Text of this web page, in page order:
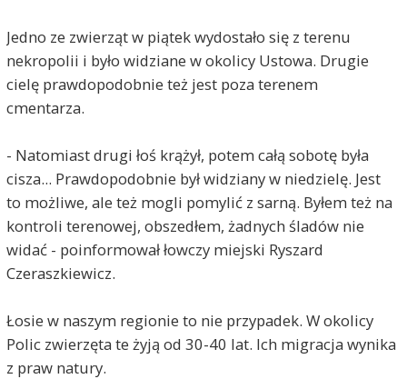
Jedno ze zwierząt w piątek wydostało się z terenu
nekropolii i było widziane w okolicy Ustowa. Drugie
cielę prawdopodobnie też jest poza terenem
cmentarza.
- Natomiast drugi łoś krążył, potem całą sobotę była
cisza... Prawdopodobnie był widziany w niedzielę. Jest
to możliwe, ale też mogli pomylić z sarną. Byłem też na
kontroli terenowej, obszedłem, żadnych śladów nie
widać - poinformował łowczy miejski Ryszard
Czeraszkiewicz.
Łosie w naszym regionie to nie przypadek. W okolicy
Polic zwierzęta te żyją od 30-40 lat. Ich migracja wynika
z praw natury.